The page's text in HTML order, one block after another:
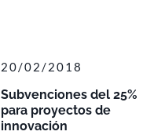
Subvenciones del 25%
para proyectos de
innovación
20/02/2018